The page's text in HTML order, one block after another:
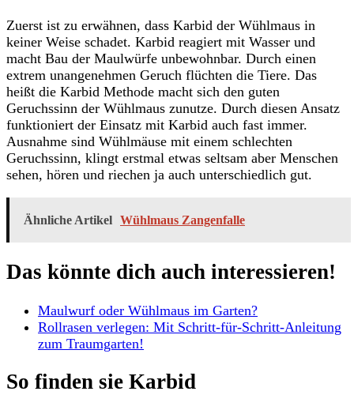
Zuerst ist zu erwähnen, dass Karbid der Wühlmaus in
keiner Weise schadet. Karbid reagiert mit Wasser und
macht Bau der Maulwürfe unbewohnbar. Durch einen
extrem unangenehmen Geruch flüchten die Tiere. Das
heißt die Karbid Methode macht sich den guten
Geruchssinn der Wühlmaus zunutze. Durch diesen Ansatz
funktioniert der Einsatz mit Karbid auch fast immer.
Ausnahme sind Wühlmäuse mit einem schlechten
Geruchssinn, klingt erstmal etwas seltsam aber Menschen
sehen, hören und riechen ja auch unterschiedlich gut.
Ähnliche Artikel Wühlmaus Zangenfalle
Das könnte dich auch interessieren!
Maulwurf oder Wühlmaus im Garten?
Rollrasen verlegen: Mit Schritt-für-Schritt-Anleitung
zum Traumgarten!
So finden sie Karbid